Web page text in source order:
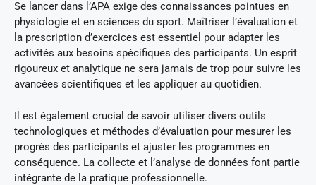
Se lancer dans l’APA exige des connaissances pointues en
physiologie et en sciences du sport. Maîtriser l’évaluation et
la prescription d’exercices est essentiel pour adapter les
activités aux besoins spécifiques des participants. Un esprit
rigoureux et analytique ne sera jamais de trop pour suivre les
avancées scientifiques et les appliquer au quotidien.
Il est également crucial de savoir utiliser divers outils
technologiques et méthodes d’évaluation pour mesurer les
progrès des participants et ajuster les programmes en
conséquence. La collecte et l’analyse de données font partie
intégrante de la pratique professionnelle.